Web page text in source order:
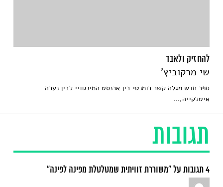
תגובות
4 תגובות על “משוררת זוויתית שמטלטלת מפינה לפינה”
להחזיק ולאבד
שי מרקוביץ'
ספר חדש מגלה קשר רומנטי בין ארנסט המינגוויי לבין נערה
איטלקייה,...